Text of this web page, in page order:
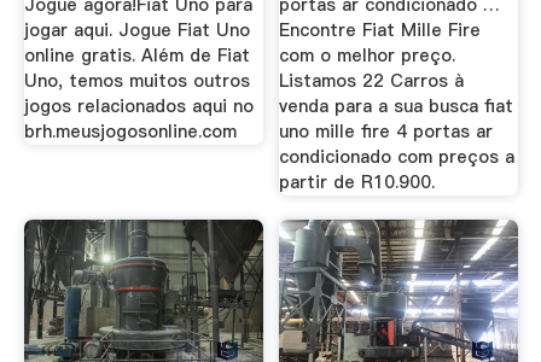
Jogue agora!Fiat Uno para
jogar aqui. Jogue Fiat Uno
online gratis. Além de Fiat
Uno, temos muitos outros
jogos relacionados aqui no
brh.meusjogosonline.com
portas ar condicionado …
Encontre Fiat Mille Fire
com o melhor preço.
Listamos 22 Carros à
venda para a sua busca fiat
uno mille fire 4 portas ar
condicionado com preços a
partir de R10.900.